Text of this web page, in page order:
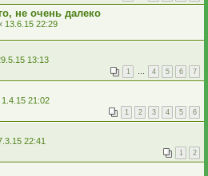
не очень далеко
13.6.15 22:29
13:13
1 … 4 5 6 7
1.4.15 21:02
1 2 3 4 5 6
22:41
1 2